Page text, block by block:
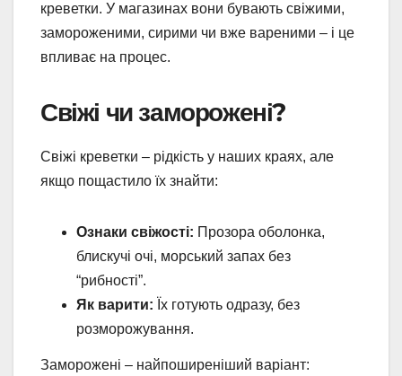
креветки. У магазинах вони бувають свіжими,
замороженими, сирими чи вже вареними – і це
впливає на процес.
Свіжі чи заморожені?
Свіжі креветки – рідкість у наших краях, але
якщо пощастило їх знайти:
Ознаки свіжості: Прозора оболонка,
блискучі очі, морський запах без
“рибності”.
Як варити: Їх готують одразу, без
розморожування.
Заморожені – найпоширеніший варіант: